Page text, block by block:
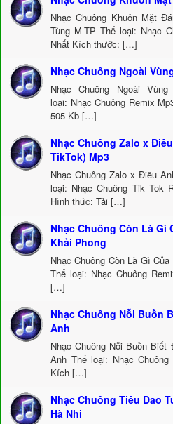
Nhạc Chuông Khuôn Mặt
Tùng M-TP Thể loại: Nhạc
Nhất Kích thước: […]
Nhạc Chuông Ngoài
Nhạc Chuông Ngoài
loại: Nhạc Chuông Remix
505 Kb […]
Nhạc Chuông Zalo x
TikTok) Mp3
Nhạc Chuông Zalo x Điều
loại: Nhạc Chuông Tik Tok
Hình thức: Tải […]
Nhạc Chuông Còn Là Gì
Khải Phong
Nhạc Chuông Còn Là Gì
Thể loại: Nhạc Chuông
[…]
Nhạc Chuông Nỗi Buồn
Anh
Nhạc Chuông Nỗi Buồn
Anh Thể loại: Nhạc
Kích […]
Nhạc Chuông Tiêu Dao
Hà Nhi